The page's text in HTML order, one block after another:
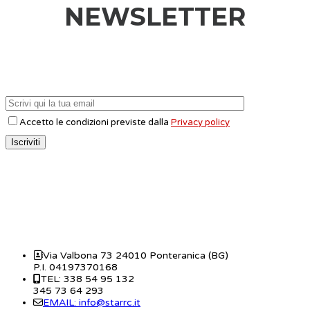
NEWSLETTER
Accetto le condizioni previste dalla Privacy policy
Via Valbona 73 24010 Ponteranica (BG)
P.I. 04197370168
TEL: 338 54 95 132
345 73 64 293
EMAIL: info@starrc.it